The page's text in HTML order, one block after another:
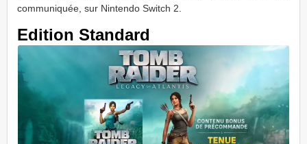
communiquée, sur Nintendo Switch 2.
Edition Standard